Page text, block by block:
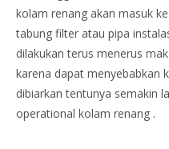
kolam renang akan masuk
tabung filter atau pipa
dilakukan terus menerus
karena dapat menyebabkan
dibiarkan tentunya semakin
operational kolam renang .